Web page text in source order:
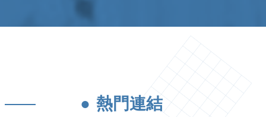
熱門連結